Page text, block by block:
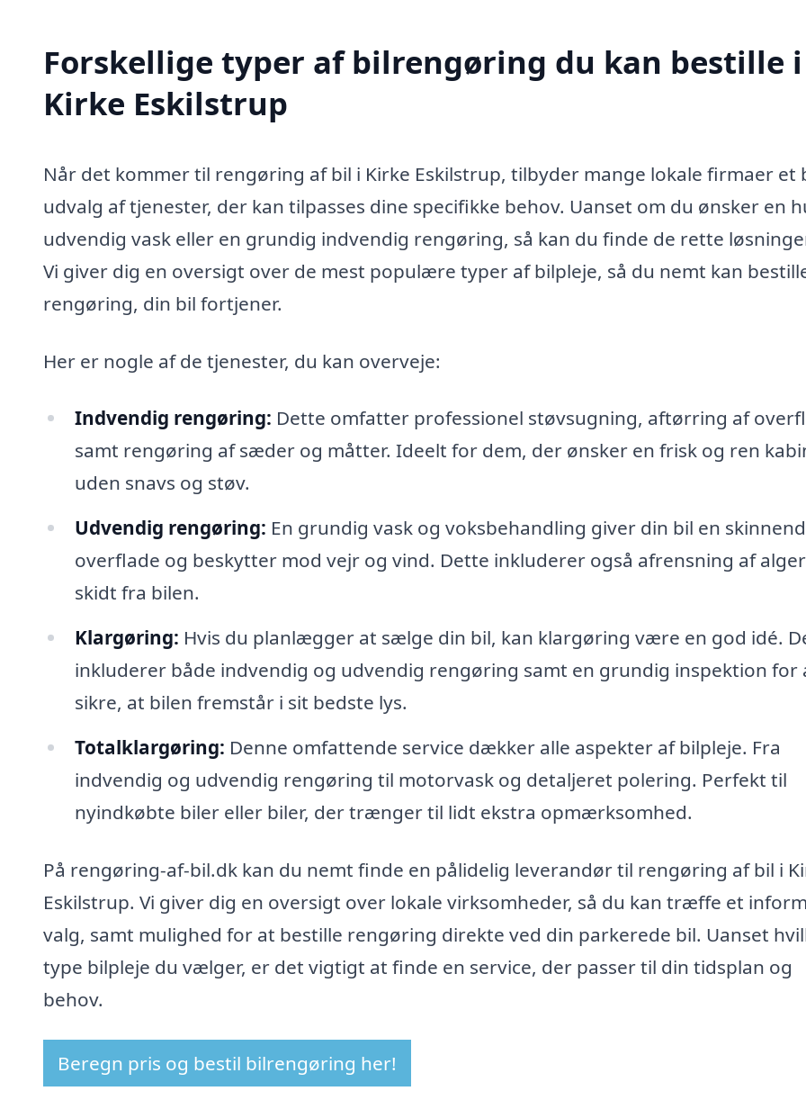
Forskellige typer af bilrengøring du kan bestille i
Kirke Eskilstrup
Når det kommer til rengøring af bil i Kirke Eskilstrup, tilbyder mange lokale firmaer et
udvalg af tjenester, der kan tilpasses dine specifikke behov. Uanset om du ønsker en
udvendig vask eller en grundig indvendig rengøring, så kan du finde de rette
Vi giver dig en oversigt over de mest populære typer af bilpleje, så du nemt kan
rengøring, din bil fortjener.
Her er nogle af de tjenester, du kan overveje:
Indvendig rengøring: Dette omfatter professionel støvsugning, aftørring af
samt rengøring af sæder og måtter. Ideelt for dem, der ønsker en frisk og ren
uden snavs og støv.
Udvendig rengøring: En grundig vask og voksbehandling giver din bil en
overflade og beskytter mod vejr og vind. Dette inkluderer også afrensning af
skidt fra bilen.
Klargøring: Hvis du planlægger at sælge din bil, kan klargøring være en god idé.
inkluderer både indvendig og udvendig rengøring samt en grundig inspektion for
sikre, at bilen fremstår i sit bedste lys.
Totalklargøring: Denne omfattende service dækker alle aspekter af bilpleje. Fra
indvendig og udvendig rengøring til motorvask og detaljeret polering. Perfekt til
nyindkøbte biler eller biler, der trænger til lidt ekstra opmærksomhed.
På rengøring-af-bil.dk kan du nemt finde en pålidelig leverandør til rengøring af bil i
Eskilstrup. Vi giver dig en oversigt over lokale virksomheder, så du kan træffe et
valg, samt mulighed for at bestille rengøring direkte ved din parkerede bil. Uanset
type bilpleje du vælger, er det vigtigt at finde en service, der passer til din tidsplan og
behov.
Beregn pris og bestil bilrengøring her!